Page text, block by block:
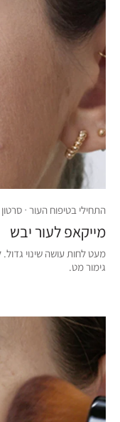
התחילי בטיפוח העור · סרטון באורך
מייקאפ לעור יבש
מעט לחות עושה שינוי
גימור מט.